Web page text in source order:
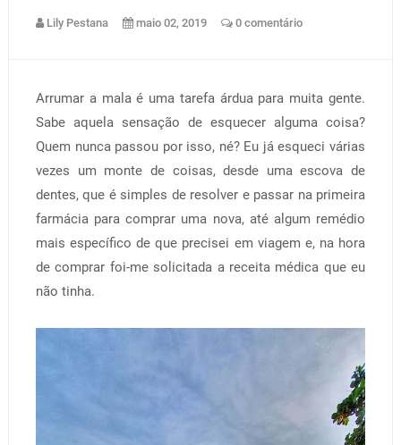
Lily Pestana maio 02, 2019 0 comentário
Arrumar a mala é uma tarefa árdua para muita gente.
Sabe aquela sensação de esquecer alguma coisa?
Quem nunca passou por isso, né? Eu já esqueci várias
vezes um monte de coisas, desde uma escova de
dentes, que é simples de resolver e passar na primeira
farmácia para comprar uma nova, até algum remédio
mais específico de que precisei em viagem e, na hora
de comprar foi-me solicitada a receita médica que eu
não tinha.